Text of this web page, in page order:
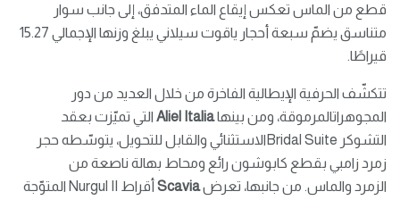
قطع من الماس تعكس إيقاع الماء المتدفق، إلى جانب سوار
متناسق يضمّ سبعة أحجار ياقوت سيلاني يبلغ وزنها الإجمالي 15.27
قيراطًا.
تتكشّف الحرفية الإيطالية الفاخرة من خلال العديد من دور
المجوهراتالمرموقة، ومن بينهاAliel Italia التي تميّزت بعقد
التشوكر Bridal Suiteالاستثنائي والقابل للتحويل، يتوسّطه حجر
زمرد زامبي بقطع كابوشون رائع ومحاط بهالة ناصعة من
الزمرد والماس. من جانبها، تعرضScavia
أقراط Nurgul II المتوّجة